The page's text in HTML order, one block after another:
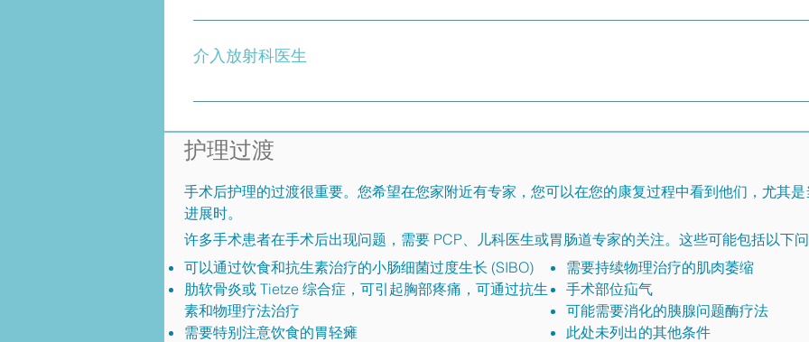
治疗 MALS 的外科医生有很多种。这可能是血管外科医生、普通外科医生、减肥外科医生、心
介入放射科医生
介入放射科医生 (IR) 是使用医学成像技术执行 MRI、CT、荧光透视和超声检查等检查的医生。
后）。
手术后护理的过渡很重要。您希望在您家附近有专家，您可以在您的康复过程中看到他们，尤其
进展时。
许多手术患者在手术后出现问题，需要 PCP、儿科医生或胃肠道专家的关注。这些可能包括以下问
可以通过饮食和抗生素治疗的小肠细菌过度生长 (SIBO)
肋软骨炎或 Tietze 综合症，可引起胸部疼痛，可通过抗生
素和物理疗法治疗
需要特别注意饮食的胃轻瘫
需要持续物理治疗的肌肉萎缩
手术部位疝气
可能需要消化的胰腺问题酶疗法
此处未列出的其他条件
护理过渡